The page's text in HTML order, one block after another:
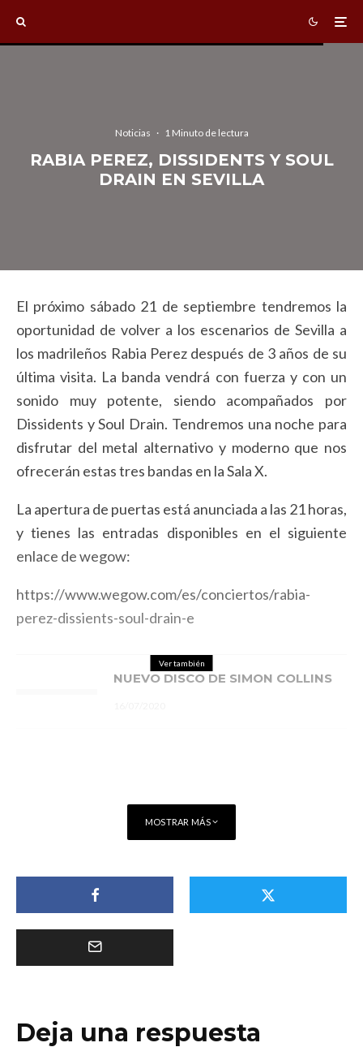
Noticias · 1 Minuto de lectura
RABIA PEREZ, DISSIDENTS Y SOUL
DRAIN EN SEVILLA
El próximo sábado 21 de septiembre tendremos la
oportunidad de volver a los escenarios de Sevilla a
los madrileños Rabia Perez después de 3 años de su
última visita. La banda vendrá con fuerza y con un
sonido muy potente, siendo acompañados por
Dissidents y Soul Drain. Tendremos una noche para
disfrutar del metal alternativo y moderno que nos
ofrecerán estas tres bandas en la Sala X.
La apertura de puertas está anunciada a las 21 horas,
y tienes las entradas disponibles en el siguiente
enlace de wegow:
https://www.wegow.com/es/conciertos/rabia-
perez-dissients-soul-drain-e
Ver también
NUEVO DISCO DE SIMON COLLINS
MOSTRAR MÁS
Deja una respuesta